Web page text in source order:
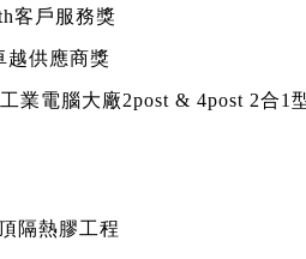
客戶服務獎
越供應商獎
業電腦大廠2post & 4post 2合1
隔熱膠工程